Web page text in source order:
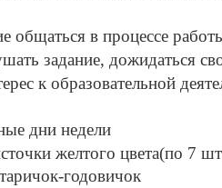
общаться в процессе
задание, дожидаться
к образовательной
дни недели
желтого цвета(по 7
годовичок